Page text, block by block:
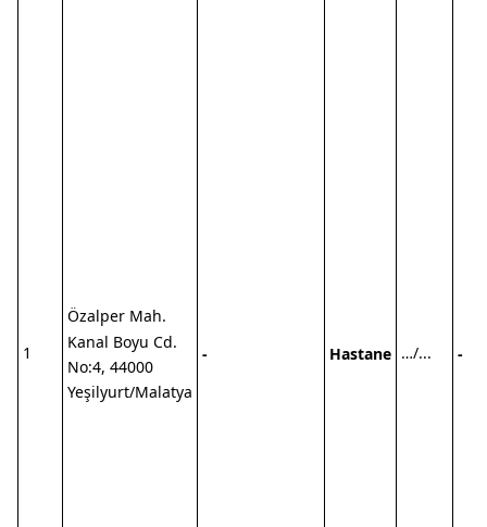
1
Özalper Mah.
Kanal Boyu Cd.
No:4, 44000
Yeşilyurt/Malatya
- Hastane …/... -